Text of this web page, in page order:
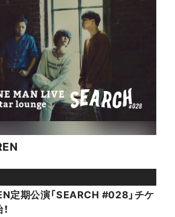
定期公演「SEARCH #028」チケ